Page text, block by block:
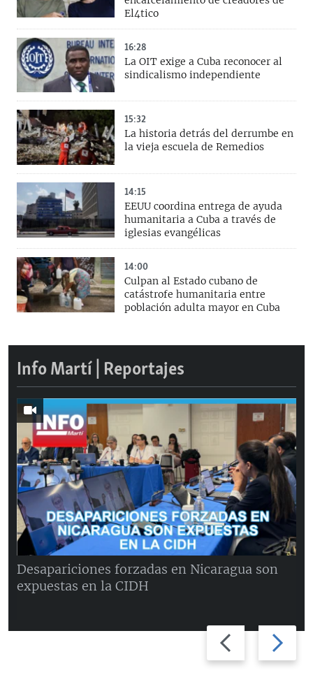
El4tico
16:28
La OIT exige a Cuba reconocer al
sindicalismo independiente
15:32
La historia detrás del derrumbe en
la vieja escuela de Remedios
14:15
EEUU coordina entrega de ayuda
humanitaria a Cuba a través de
iglesias evangélicas
14:00
Culpan al Estado cubano de
catástrofe humanitaria entre
población adulta mayor en Cuba
Info Martí | Reportajes
Previous
slide
Next
slide
Desapariciones forzadas en Nicaragua son
expuestas en la CIDH